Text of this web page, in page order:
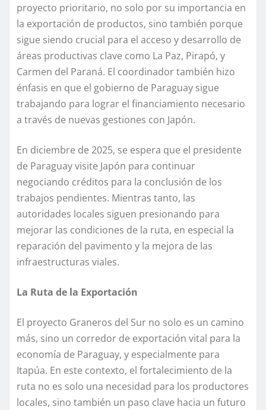
proyecto prioritario, no solo por su importancia en
la exportación de productos, sino también porque
sigue siendo crucial para el acceso y desarrollo de
áreas productivas clave como La Paz, Pirapó, y
Carmen del Paraná. El coordinador también hizo
énfasis en que el gobierno de Paraguay sigue
trabajando para lograr el financiamiento necesario
a través de nuevas gestiones con Japón.
En diciembre de 2025, se espera que el presidente
de Paraguay visite Japón para continuar
negociando créditos para la conclusión de los
trabajos pendientes. Mientras tanto, las
autoridades locales siguen presionando para
mejorar las condiciones de la ruta, en especial la
reparación del pavimento y la mejora de las
infraestructuras viales.
La Ruta de la Exportación
El proyecto Graneros del Sur no solo es un camino
más, sino un corredor de exportación vital para la
economía de Paraguay, y especialmente para
Itapúa. En este contexto, el fortalecimiento de la
ruta no es solo una necesidad para los productores
locales, sino también un paso clave hacia un futuro